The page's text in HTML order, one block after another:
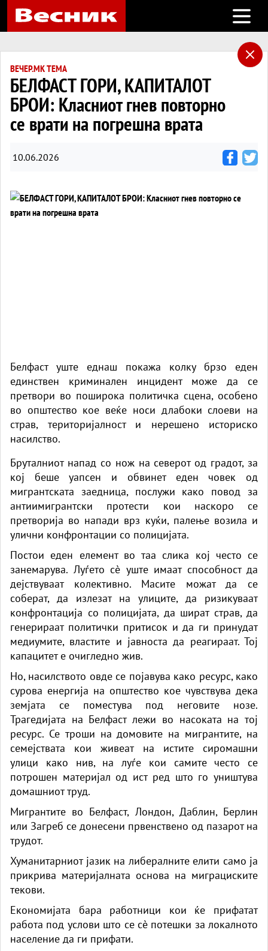
Open
ВЕЧЕР.МК ТЕМА
БЕЛФАСТ ГОРИ, КАПИТАЛОТ
БРОИ: Класниот гнев повторно
се врати на погрешна врата
10.06.2026
Белфаст уште еднаш покажа колку брзо еден
единствен криминален инцидент може да се
претвори во поширока политичка сцена, особено
во општество кое веќе носи длабоки слоеви на
страв, територијалност и нерешено историско
насилство.
Бруталниот напад со нож на северот од градот, за
кој беше уапсен и обвинет еден човек од
мигрантската заедница, послужи како повод за
антиимигрантски протести кои наскоро се
претворија во напади врз куќи, палење возила и
улични конфронтации со полицијата.
Постои еден елемент во таа слика кој често се
занемарува. Луѓето сè уште имаат способност да
дејствуваат колективно. Масите можат да се
соберат, да излезат на улиците, да ризикуваат
конфронтација со полицијата, да шират страв, да
генерираат политички притисок и да ги принудат
медиумите, властите и јавноста да реагираат. Тој
капацитет е очигледно жив.
Но, насилството овде се појавува како ресурс, како
сурова енергија на општество кое чувствува дека
земјата се поместува под неговите нозе.
Трагедијата на Белфаст лежи во насоката на тој
ресурс. Се троши на домовите на мигрантите, на
семејствата кои живеат на истите сиромашни
улици како нив, на луѓе кои самите често се
потрошен материјал од ист ред што го уништува
домашниот труд.
Мигрантите во Белфаст, Лондон, Даблин, Берлин
или Загреб се донесени првенствено од пазарот на
трудот.
Хуманитарниот јазик на либералните елити само ја
прикрива материјалната основа на миграциските
текови.
Економијата бара работници кои ќе прифатат
работа под услови што се сè потешки за локалното
население да ги прифати.